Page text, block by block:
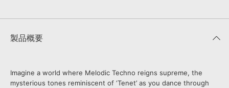
APS
製品概要
Imagine a world where Melodic Techno reigns supreme, the
mysterious tones reminiscent of ‘Tenet’ as you dance through